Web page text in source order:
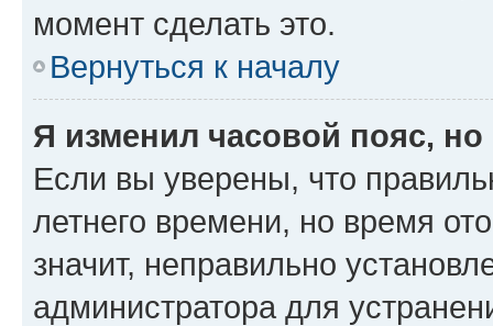
момент сделать это.
Вернуться к началу
Я изменил часовой пояс,
Если вы уверены, что
летнего времени, но время
значит, неправильно
администратора для